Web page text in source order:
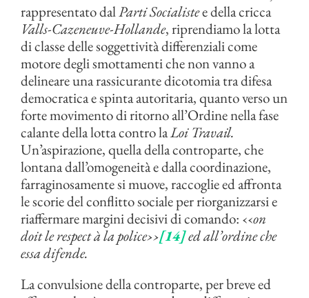
rappresentato dalParti Socialistee della cricca
Valls-Cazeneuve-Hollande, riprendiamo la lotta
di classe delle soggettività differenziali come
motore degli smottamenti che non vanno a
delineare una rassicurante dicotomia tra difesa
democratica e spinta autoritaria, quanto verso un
forte movimento di ritorno all’Ordine nella fase
calante della lotta contro laLoi Travail.
Un’aspirazione, quella della controparte, che
lontana dall’omogeneità e dalla coordinazione,
farraginosamente si muove, raccoglie ed affronta
le scorie del conflitto sociale per riorganizzarsi e
riaffermare margini decisivi di comando: ‹‹on
doit le respect à la police››[14]ed all’ordine che
essa difende.
La convulsione della controparte, per breve ed